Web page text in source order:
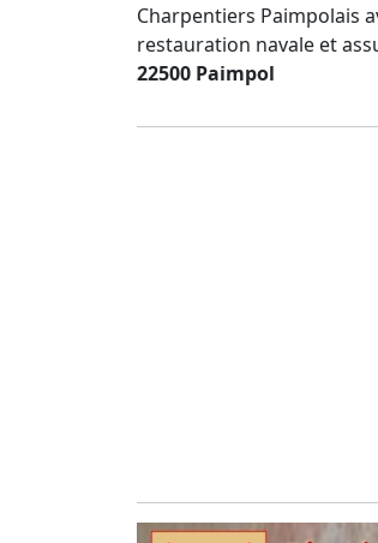
Charpentiers Paimpolais
restauration navale et
22500 Paimpol